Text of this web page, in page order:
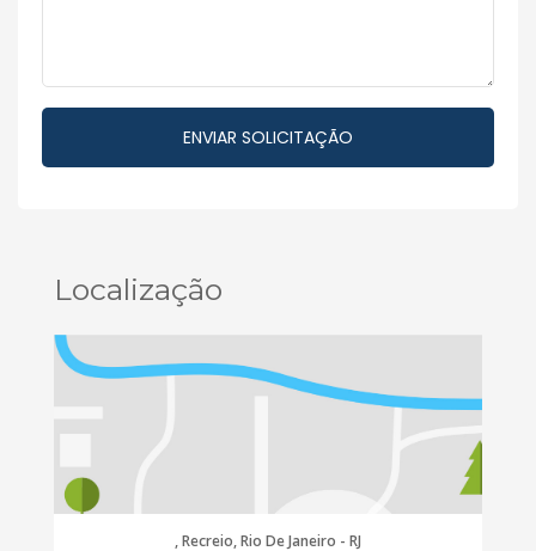
Localização
, Recreio, Rio De Janeiro - RJ